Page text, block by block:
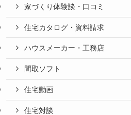
家づくり体験談・口コミ
住宅カタログ・資料請求
ハウスメーカー・工務店
間取ソフト
住宅動画
住宅対談